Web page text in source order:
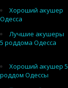
Хороший акушер
Одесса
Лучшие акушеры
5 роддома Одесса
Хороший акушер 5
роддом Одессы